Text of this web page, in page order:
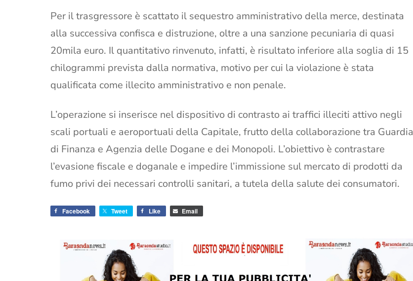
Per il trasgressore è scattato il sequestro amministrativo della merce, destinata
alla successiva confisca e distruzione, oltre a una sanzione pecuniaria di quasi
20mila euro. Il quantitativo rinvenuto, infatti, è risultato inferiore alla soglia di 15
chilogrammi prevista dalla normativa, motivo per cui la violazione è stata
qualificata come illecito amministrativo e non penale.
L’operazione si inserisce nel dispositivo di contrasto ai traffici illeciti attivo negli
scali portuali e aeroportuali della Capitale, frutto della collaborazione tra Guardia
di Finanza e Agenzia delle Dogane e dei Monopoli. L’obiettivo è contrastare
l’evasione fiscale e doganale e impedire l’immissione sul mercato di prodotti da
fumo privi dei necessari controlli sanitari, a tutela della salute dei consumatori.
Facebook Tweet Like Email